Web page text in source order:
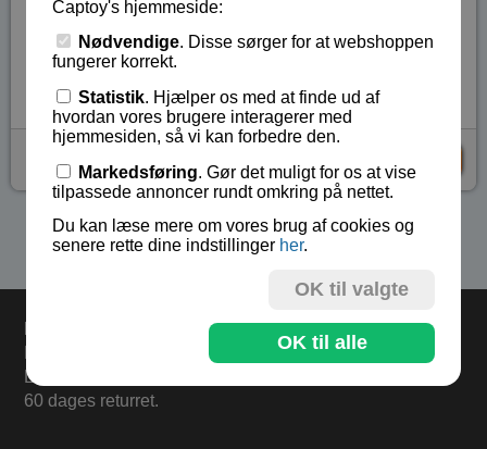
Fra 9 år.
Lagerstatus:På lager
kr 25,-
Se flere produkter i kategorien Gaver under 75 kr
Bestil i dag og varerne sendes mandag.
Levering 33,- eller gratis ved køb over 500,-.
60 dages returret.
Captoy's hjemmeside:
Nødvendige. Disse sørger for at webshoppen
fungerer korrekt.
Statistik. Hjælper os med at finde ud af
hvordan vores brugere interagerer med
hjemmesiden, så vi kan forbedre den.
Markedsføring. Gør det muligt for os at vise
tilpassede annoncer rundt omkring på nettet.
Du kan læse mere om vores brug af cookies og
senere rette dine indstillinger her.
OK til valgte
OK til alle